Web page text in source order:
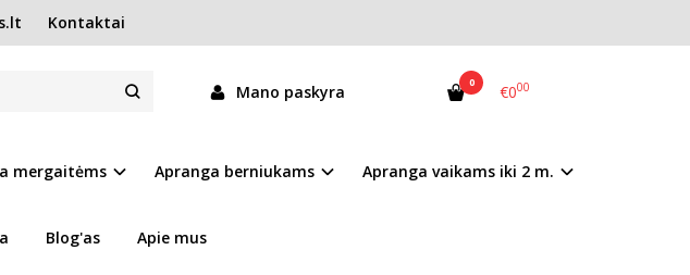
Kontaktai
Mano paskyra 0 €000
mergaitėms Apranga berniukams Apranga vaikams iki 2 m.
Blog'as Apie mus
Prekės kodas:
15480-S063-61983L